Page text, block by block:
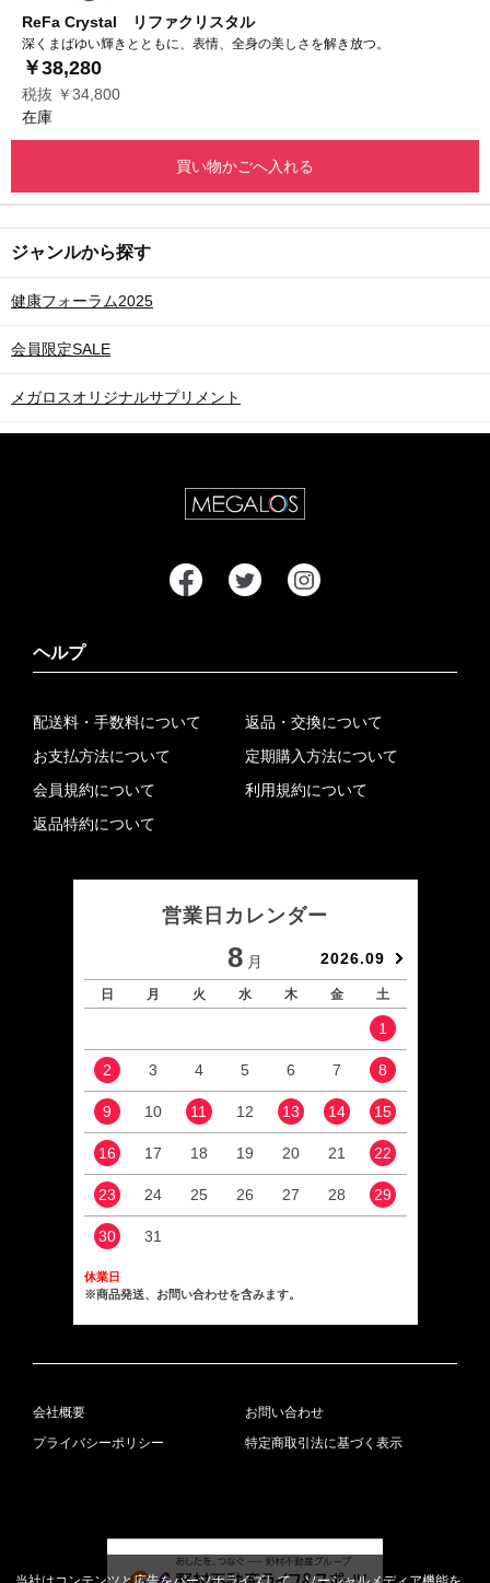
ReFa Crystal リファクリスタル
深くまばゆい輝きとともに、表情、全身の美しさを解き放つ。
￥38,280
税抜 ￥34,800
在庫
買い物かごへ入れる
ジャンルから探す
健康フォーラム2025
会員限定SALE
メガロスオリジナルサプリメント
ヘルプ
配送料・手数料について
お支払方法について
会員規約について
返品特約について
返品・交換について
定期購入方法について
利用規約について
営業日カレンダー
8 月 2026.09
日 月 火 水 木 金 土
1
2 3 4 5 6 7 8
9 10 11 12 13 14 15
16 17 18 19 20 21 22
23 24 25 26 27 28 29
30 31
休業日
※商品発送、お問い合わせを含みます。
会社概要
お問い合わせ
プライバシーポリシー
特定商取引法に基づく表示